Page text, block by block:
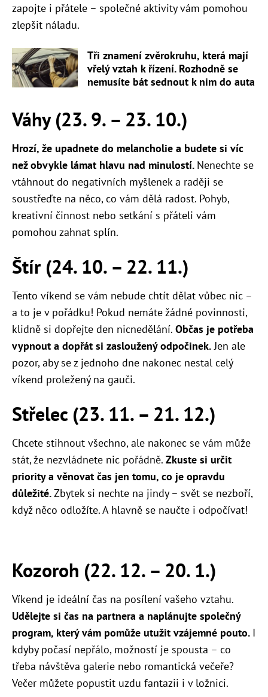
zapojte i přátele – společné aktivity vám pomohou
zlepšit náladu.
Tři znamení zvěrokruhu, která mají
vřelý vztah k řízení. Rozhodně se
nemusíte bát sednout k nim do auta
Váhy (23. 9. – 23. 10.)
Hrozí, že upadnete do melancholie a budete si víc
než obvykle lámat hlavu nad minulostí. Nenechte se
vtáhnout do negativních myšlenek a raději se
soustřeďte na něco, co vám dělá radost. Pohyb,
kreativní činnost nebo setkání s přáteli vám
pomohou zahnat splín.
Štír (24. 10. – 22. 11.)
Tento víkend se vám nebude chtít dělat vůbec nic –
a to je v pořádku! Pokud nemáte žádné povinnosti,
klidně si dopřejte den nicnedělání. Občas je potřeba
vypnout a dopřát si zasloužený odpočinek.Jen ale
pozor, aby se z jednoho dne nakonec nestal celý
víkend proležený na gauči.
Střelec (23. 11. – 21. 12.)
Chcete stihnout všechno, ale nakonec se vám může
stát, že nezvládnete nic pořádně. Zkuste si určit
priority a věnovat čas jen tomu, co je opravdu
důležité.Zbytek si nechte na jindy – svět se nezboří,
když něco odložíte. A hlavně se naučte i odpočívat!
Kozoroh (22. 12. – 20. 1.)
Víkend je ideální čas na posílení vašeho vztahu.
Udělejte si čas na partnera a naplánujte společný
program, který vám pomůže utužit vzájemné pouto. I
kdyby počasí nepřálo, možností je spousta – co
třeba návštěva galerie nebo romantická večeře?
Večer můžete popustit uzdu fantazii i v ložnici.